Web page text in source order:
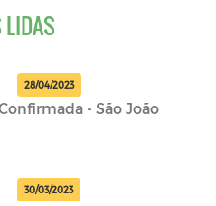
28/04/2023
- São João
30/03/2023